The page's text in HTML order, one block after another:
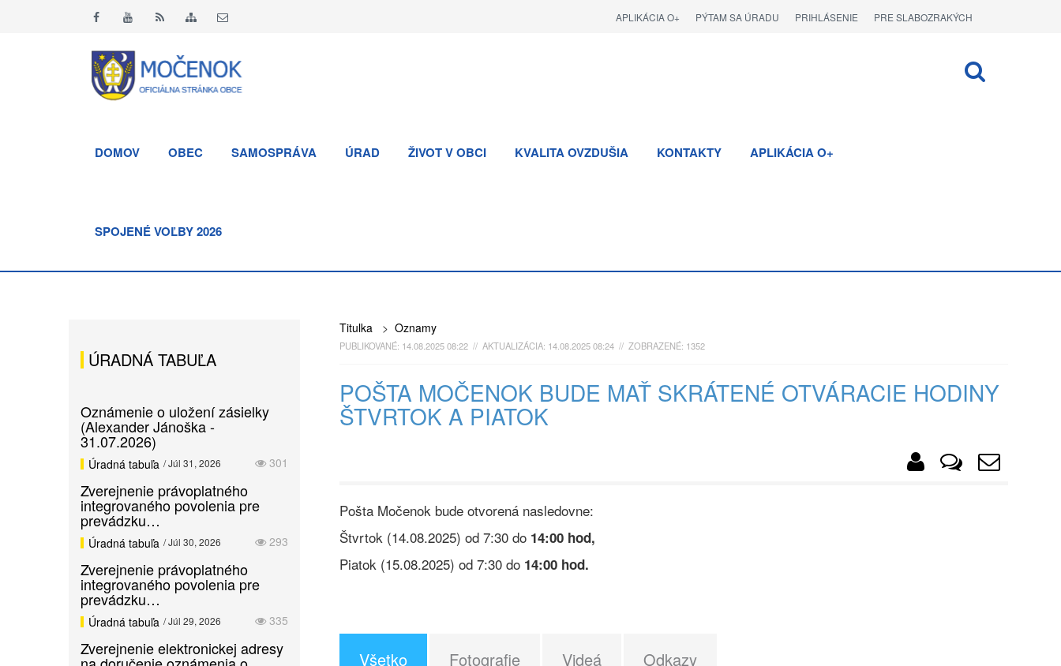
PRE SLABOZRAKÝCH
PRIHLÁSENIE
PÝTAM SA ÚRADU
APLIKÁCIA O+
DOMOV OBEC SAMOSPRÁVA ÚRAD ŽIVOT V OBCI KVALITA OVZDUŠIA KONTAKTY APLIKÁCIA O+
SPOJENÉ VOĽBY 2026
Titulka> Oznamy
PUBLIKOVANÉ: 14.08.2025 08:22 // AKTUALIZÁCIA: 14.08.2025 08:24 // ZOBRAZENÉ: 1352
POŠTA MOČENOK BUDE MAŤ SKRÁTENÉ OTVÁRACIE HODINY
ŠTVRTOK A PIATOK
Pošta Močenok bude otvorená nasledovne:
Štvrtok (14.08.2025) od 7:30 do 14:00 hod,
Piatok (15.08.2025) od 7:30 do 14:00 hod.
Všetko Fotografie Videá Odkazy
ÚRADNÁ TABUĽA
Oznámenie o uložení zásielky
(Alexander Jánoška -
31.07.2026)
301
Úradná tabuľa / Júl 31, 2026
Zverejnenie právoplatného
integrovaného povolenia pre
prevádzku…
293
Úradná tabuľa / Júl 30, 2026
Zverejnenie právoplatného
integrovaného povolenia pre
prevádzku…
335
Úradná tabuľa / Júl 29, 2026
Zverejnenie elektronickej adresy